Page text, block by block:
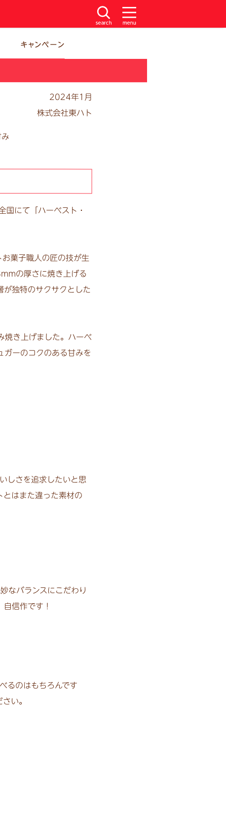
2024年1月
株式会社東ハト
にて「ハーベスト・
菓子職人の匠の技が生
の厚さに焼き上げる
が独特のサクサクとした
焼き上げました。ハーベ
ガーのコクのある甘みを
しさを追求したいと思
とはまた違った素材の
なバランスにこだわり
信作です！
るのはもちろんです
い。